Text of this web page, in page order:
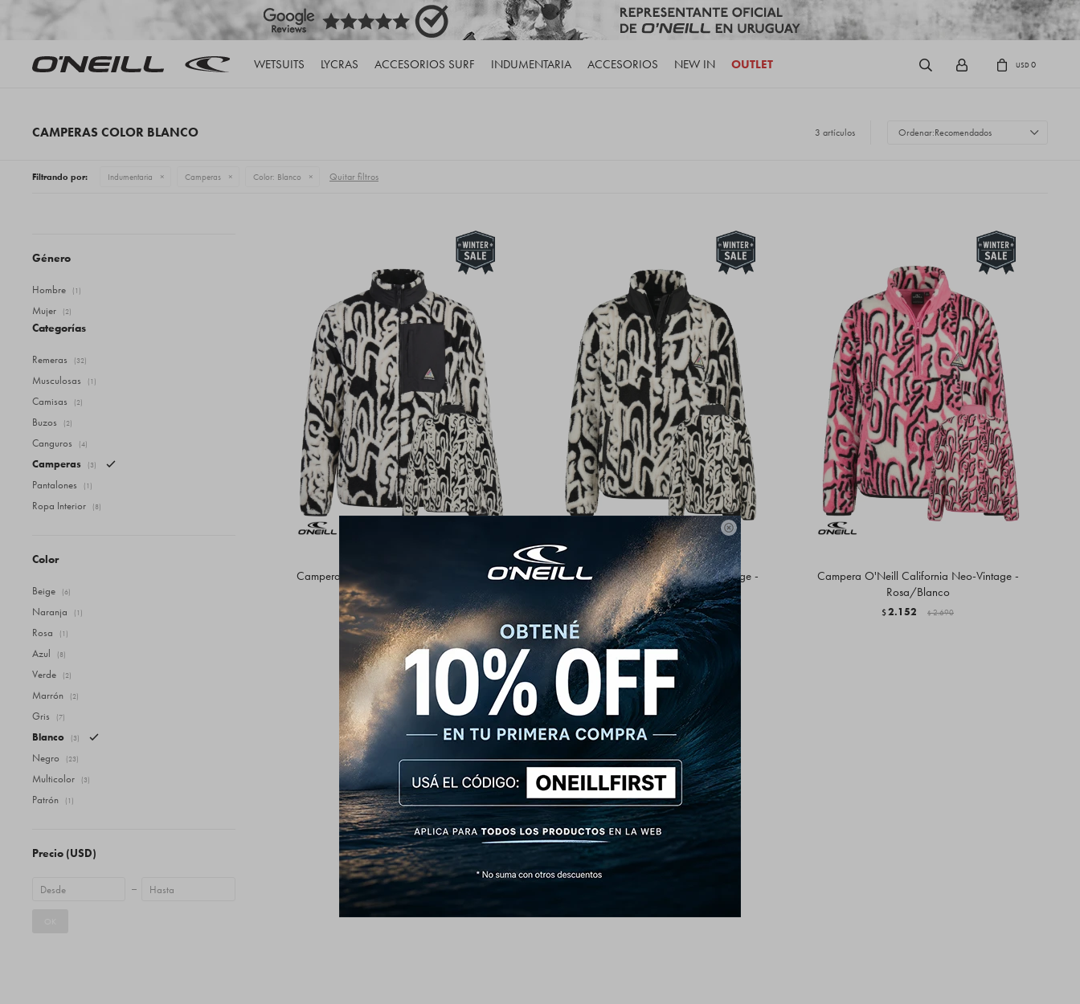

WETSUITS LYCRAS ACCESORIOS SURF INDUMENTARIA ACCESORIOS NEW IN OUTLET USD0
CAMPERAS COLOR BLANCO 3 artículos Recomendados
Filtrando por: Indumentaria Camperas Color: Blanco Quitar filtros
Campera O'Neill California Neo-Vintage -
Blanco/Negro
$ 2.712 $ 3.390
Campera O'Neill California Neo-Vintage -
Blanco/Negro
$2.152 $ 2.690
Campera O'Neill California Neo-Vintage -
Rosa/Blanco
$2.152 $ 2.690
Categorías
Remeras (32)
Musculosas (1)
Camisas (2)
Buzos (2)
Canguros (4)
Camperas (3)
Pantalones (1)
Ropa Interior (8)
Precio (USD)
Color
Beige (6)
Naranja (1)
Rosa (1)
Azul (8)
Verde (2)
Marrón (2)
Gris (7)
Blanco (3)
Negro (23)
Multicolor (3)
Patrón (1)
Género
Hombre (1)
Mujer (2)